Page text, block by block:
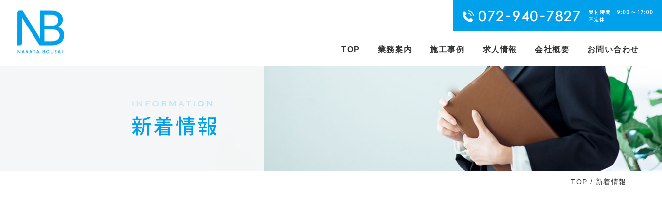
TOP 業務案内 施工事例 求人情報 会社概要 お問い合わせ
TOP / 新着情報